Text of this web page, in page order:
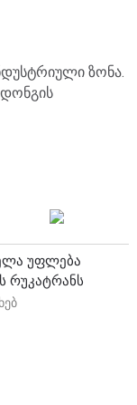
ზონა.
უფლება
რუკატრანს